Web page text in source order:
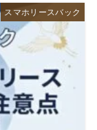
スマホリースバック